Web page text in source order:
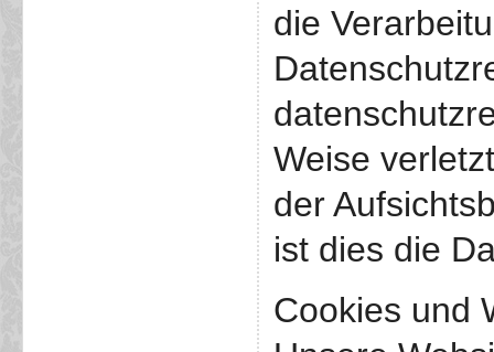
die
Weise
der
ist dies die
Cookies und